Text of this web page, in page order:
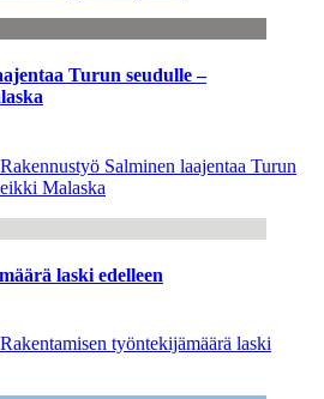
Turun seudulle –
Salminen laajentaa Turun
Malaska
laski edelleen
työntekijämäärä laski